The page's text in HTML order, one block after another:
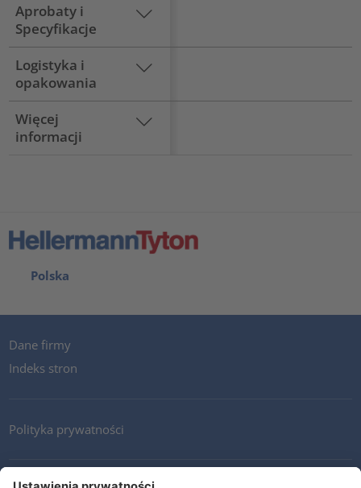
Aprobaty i
Specyfikacje
Logistyka i
opakowania
Więcej
informacji
Polska
Dane firmy
Indeks stron
Polityka prywatności